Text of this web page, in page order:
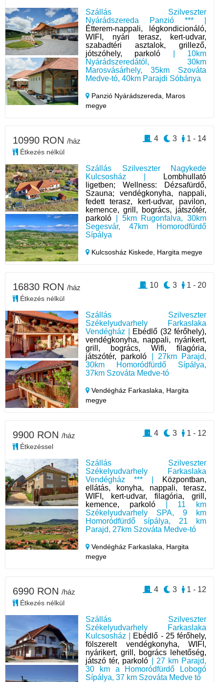
Szállás Szilveszter
Nyárádszereda Panzió *** |
Étterem-nappali, légkondicionáló,
WIFI, nyári terasz, kert-udvar,
szabadtéri asztalok, grillező,
jótszóhely, parkoló | 10km
Nyárádszeredától, 30km
Marosvásárhely, 35km Szováta
Medve-tó, 40km Parajdi Sóbánya
Panzió Nyárádszereda, Maros
megye
Szállás Szilveszter Nagykede
Kulcsosház |
Lombhullató
ligetben; Wellness: Dézsafürdő,
Szauna; vendégkonyha, nappali,
fedett terasz, kert-udvar, pavilon,
kemence, grill, bogrács, játszótér,
parkoló | 5km Rugonfalva, 30km
Segesvár, 47km Homorodfürdő
Sípálya
Kulcsosház Kiskede, Hargita megye
10990 RON /ház
Étkezés nélkül
1 - 14
3
4
Szállás Szilveszter
Székelyudvarhely Farkaslaka
Vendégház |
Ebédlő (32 férőhely),
vendégkonyha, nappali, nyárikert,
grill, bogrács, Wifi, filagória,
játszótér, parkoló | 27km Parajd,
30km Homoródfürdő Sípálya,
37km Szováta Medve-tó
Vendégház Farkaslaka, Hargita
megye
16830 RON /ház
Étkezés nélkül
1 - 20
3
10
Szállás Szilveszter
Székelyudvarhely Farkaslaka
Vendégház *** |
Központban,
ellátás, konyha, nappali, terasz,
WIFI, kert-udvar, filagória, grill,
kemence, parkoló| 11 km
Székelyudvarhely SPA, 9 km
Homoródfürdő sípálya, 21 km
Parajd, 27km Szováta Medve-tó
Vendégház Farkaslaka, Hargita
megye
9900 RON /ház
Étkezéssel
1 - 12
3
4
Szállás Szilveszter
Székelyudvarhely Farkaslaka
Kulcsosház | Ebédlő - 25 férőhely,
fölszerelt vendégkonyha, WIFI,
nyárikert, grill, bogrács lehetőség,
játszó tér, parkoló | 27 km Parajd,
30 km a Homoródfürdő Lobogó
Sípálya, 37 km Szováta Medve tó
6990 RON /ház
Étkezés nélkül
1 - 12
3
4